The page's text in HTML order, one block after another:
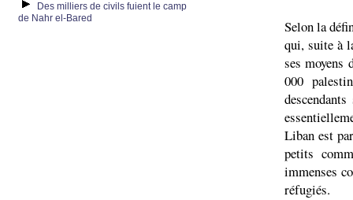
Des milliers de civils fuient le camp
de Nahr el-Bared
Selon la
qui, suite à
ses moyens
000
Liban est
petits
immenses
réfugiés.